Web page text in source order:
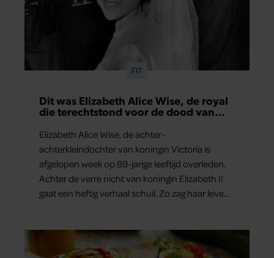
FIT
Dit was Elizabeth Alice Wise, de royal
die terechtstond voor de dood van
Elizabeth Alice Wise, de achter-
achterkleindochter van koningin Victoria is
afgelopen week op 89-jarige leeftijd overleden.
Achter de verre nicht van koningin Elizabeth II
gaat een heftig verhaal schuil. Zo zag haar leven